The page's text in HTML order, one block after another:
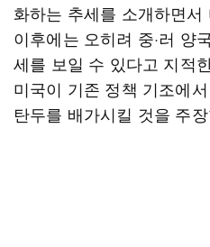
화하는 추세를 소개하면
이후에는 오히려 중·러 양
세를 보일 수 있다고 지적
미국이 기존 정책 기조에
탄두를 배가시킬 것을 주